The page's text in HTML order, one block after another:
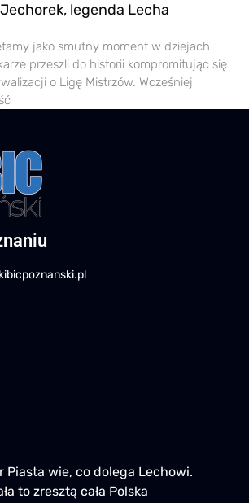
legenda Lecha
jako smutny moment w dziejach
przeszli do historii kompromitując się
o Ligę Mistrzów. Wcześniej
Piasta wie, co dolega Lechowi.
to zresztą cała Polska